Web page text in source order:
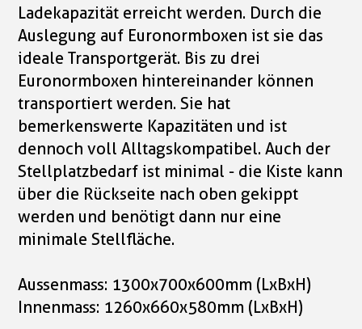
Ladekapazität erreicht werden. Durch die
Auslegung auf Euronormboxen ist sie das
ideale Transportgerät. Bis zu drei
Euronormboxen hintereinander können
transportiert werden. Sie hat
bemerkenswerte Kapazitäten und ist
dennoch voll Alltagskompatibel. Auch der
Stellplatzbedarf ist minimal - die Kiste kann
über die Rückseite nach oben gekippt
werden und benötigt dann nur eine
minimale Stellfläche.
Aussenmass: 1300x700x600mm (LxBxH)
Innenmass: 1260x660x580mm (LxBxH)